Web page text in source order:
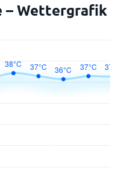
– Wettergrafik